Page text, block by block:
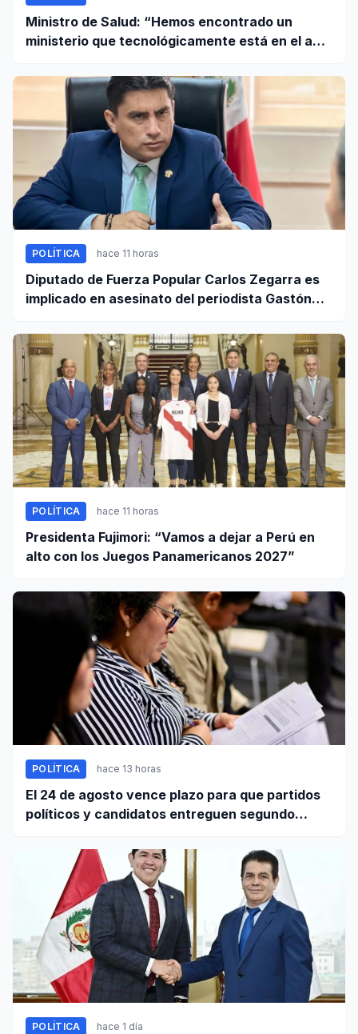
Ministro de Salud: “Hemos encontrado un
ministerio que tecnológicamente está en el año
POLÍTICA hace 11 horas
Diputado de Fuerza Popular Carlos Zegarra es
implicado en asesinato del periodista Gastón
POLÍTICA hace 11 horas
Presidenta Fujimori: “Vamos a dejar a Perú en
alto con los Juegos Panamericanos 2027”
POLÍTICA hace 13 horas
El 24 de agosto vence plazo para que partidos
políticos y candidatos entreguen segundo
POLÍTICA hace 1 día